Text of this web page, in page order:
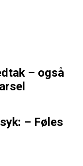
– også
– Føles